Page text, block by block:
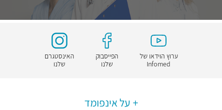
ערוץ הוידאו של
Infomed
הפייסבוק
שלנו
האינסטגרם
שלנו
על אינפומד